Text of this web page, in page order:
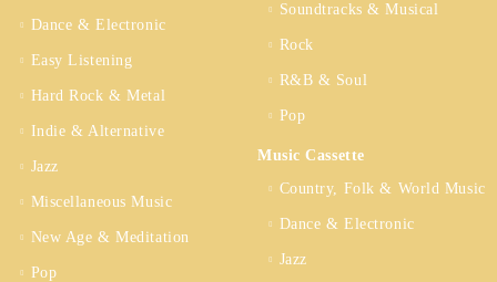
Dance & Electronic
Easy Listening
Hard Rock & Metal
Indie & Alternative
Jazz
Miscellaneous Music
New Age & Meditation
Pop
Soundtracks & Musical
Rock
R&B & Soul
Pop
Music Cassette
Country, Folk & World Music
Dance & Electronic
Jazz